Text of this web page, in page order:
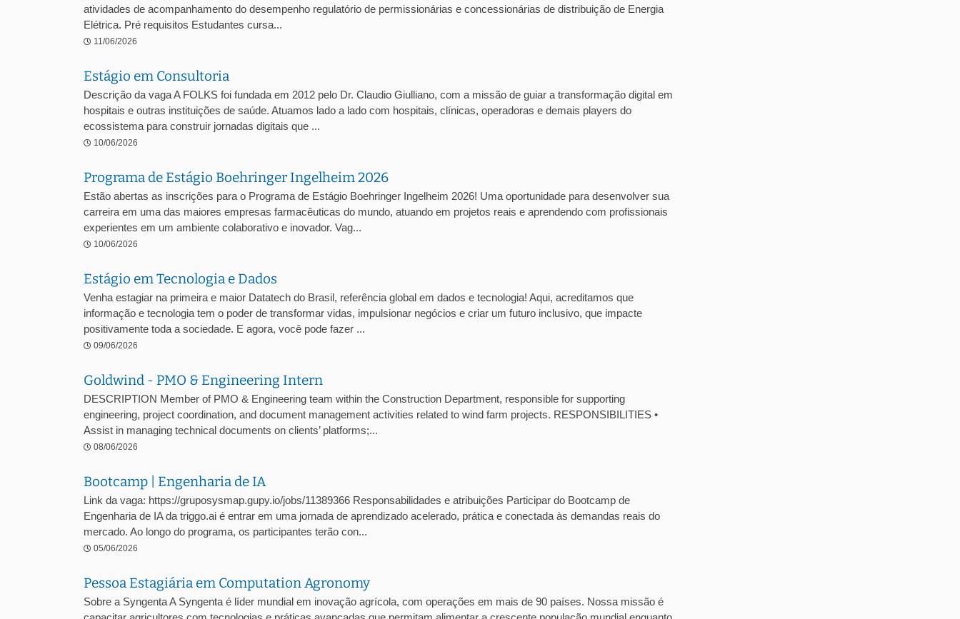
atividades de acompanhamento do desempenho regulatório de permissionárias e concessionárias de distribuição de Energia
Elétrica. Pré requisitos Estudantes cursa...
11/06/2026
Estágio em Consultoria
Descrição da vaga A FOLKS foi fundada em 2012 pelo Dr. Claudio Giulliano, com a missão de guiar a transformação digital em
hospitais e outras instituições de saúde. Atuamos lado a lado com hospitais, clínicas, operadoras e demais players do
ecossistema para construir jornadas digitais que ...
10/06/2026
Programa de Estágio Boehringer Ingelheim 2026
Estão abertas as inscrições para o Programa de Estágio Boehringer Ingelheim 2026! Uma oportunidade para desenvolver sua
carreira em uma das maiores empresas farmacêuticas do mundo, atuando em projetos reais e aprendendo com profissionais
experientes em um ambiente colaborativo e inovador. Vag...
10/06/2026
Estágio em Tecnologia e Dados
Venha estagiar na primeira e maior Datatech do Brasil, referência global em dados e tecnologia! Aqui, acreditamos que
informação e tecnologia tem o poder de transformar vidas, impulsionar negócios e criar um futuro inclusivo, que impacte
positivamente toda a sociedade. E agora, você pode fazer ...
09/06/2026
Goldwind - PMO & Engineering Intern
DESCRIPTION Member of PMO & Engineering team within the Construction Department, responsible for supporting
engineering, project coordination, and document management activities related to wind farm projects. RESPONSIBILITIES •
Assist in managing technical documents on clients’ platforms;...
08/06/2026
Bootcamp | Engenharia de IA
Link da vaga: https://gruposysmap.gupy.io/jobs/11389366 Responsabilidades e atribuições Participar do Bootcamp de
Engenharia de IA da triggo.ai é entrar em uma jornada de aprendizado acelerado, prática e conectada às demandas reais do
mercado. Ao longo do programa, os participantes terão con...
05/06/2026
Pessoa Estagiária em Computation Agronomy
Sobre a Syngenta A Syngenta é líder mundial em inovação agrícola, com operações em mais de 90 países. Nossa missão é